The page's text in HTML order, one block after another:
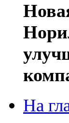
На